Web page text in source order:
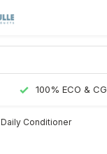
100% ECO & CG
Daily Conditioner